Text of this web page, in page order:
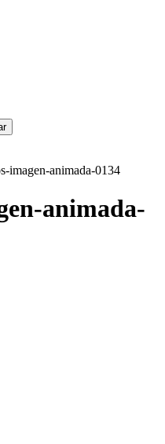
imagen-animada-0134
animada-